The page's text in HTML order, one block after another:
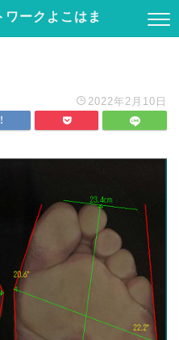
ークよこはま
2022年2月10日